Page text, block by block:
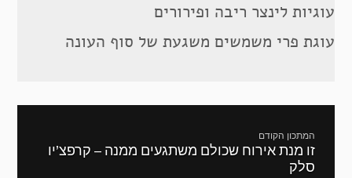
עוגיות לינצר ריבה ופירורים
עוגת פרי משמשים משגעת של סוף העונה
המתכון הקודם
מתכון
קודם:
זו מנת אירוח שכולם משתגעים ממנה – קרפצ’יו
סלק